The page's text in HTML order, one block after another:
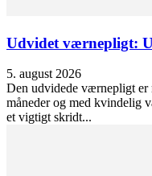
Udvidet værnepligt:
5. august 2026
Den udvidede værnepligt er
måneder og med kvindelig
et vigtigt skridt...